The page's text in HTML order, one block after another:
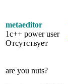
metaeditor
1c++ power user
Отсутствует
are you nuts?